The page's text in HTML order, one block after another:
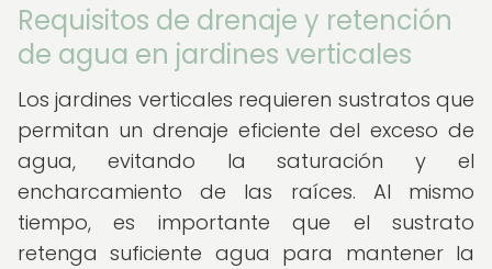
Requisitos de drenaje y retención
de agua en jardines verticales
Los jardines verticales requieren sustratos que
permitan un drenaje eficiente del exceso de
agua, evitando la saturación y el
encharcamiento de las raíces. Al mismo
tiempo, es importante que el sustrato
retenga suficiente agua para mantener la